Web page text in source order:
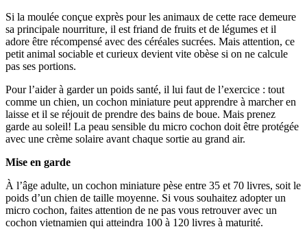
Si la moulée conçue exprès pour les animaux de cette race demeure
sa principale nourriture, il est friand de fruits et de légumes et il
adore être récompensé avec des céréales sucrées. Mais attention, ce
petit animal sociable et curieux devient vite obèse si on ne calcule
pas ses portions.
Pour l’aider à garder un poids santé, il lui faut de l’exercice : tout
comme un chien, un cochon miniature peut apprendre à marcher en
laisse et il se réjouit de prendre des bains de boue. Mais prenez
garde au soleil! La peau sensible du micro cochon doit être protégée
avec une crème solaire avant chaque sortie au grand air.
Mise en garde
À l’âge adulte, un cochon miniature pèse entre 35 et 70 livres, soit le
poids d’un chien de taille moyenne. Si vous souhaitez adopter un
micro cochon, faites attention de ne pas vous retrouver avec un
cochon vietnamien qui atteindra 100 à 120 livres à maturité.